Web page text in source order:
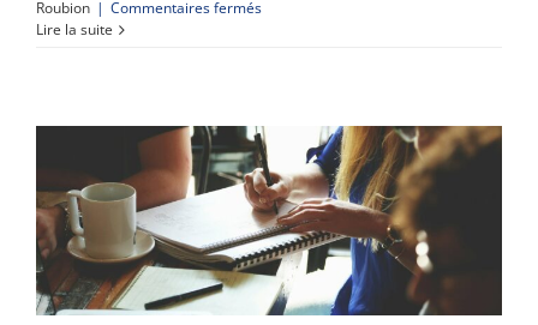
Roubion | Commentaires ferméssur
dans
une
organisation,
sans
patron
et
sans
hiérarchie
?
Lire la suite